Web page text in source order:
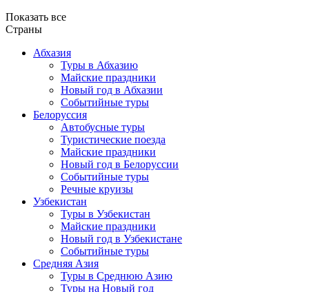
Показать все
Страны
Абхазия
Туры в Абхазию
Майские праздники
Новый год в Абхазии
Событийные туры
Белоруссия
Автобусные туры
Туристические поезда
Майские праздники
Новый год в Белоруссии
Событийные туры
Речные круизы
Узбекистан
Туры в Узбекистан
Майские праздники
Новый год в Узбекистане
Событийные туры
Средняя Азия
Туры в Среднюю Азию
Туры на Новый год